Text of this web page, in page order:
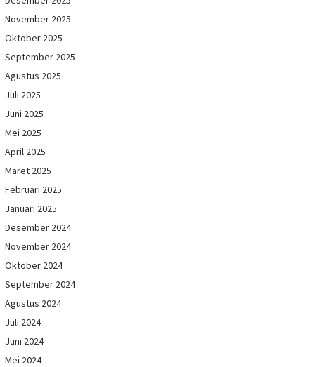
November 2025
Oktober 2025
September 2025
Agustus 2025
Juli 2025
Juni 2025
Mei 2025
April 2025
Maret 2025
Februari 2025
Januari 2025
Desember 2024
November 2024
Oktober 2024
September 2024
Agustus 2024
Juli 2024
Juni 2024
Mei 2024